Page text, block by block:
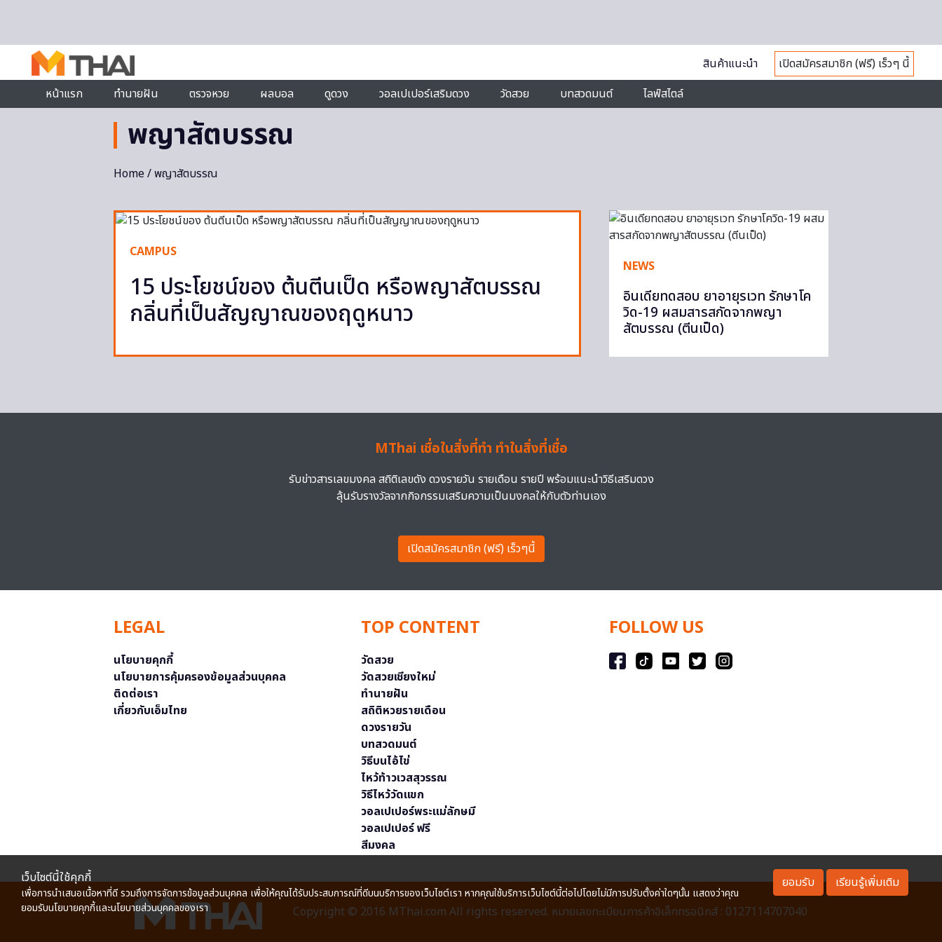
สินค้าแนะนำ
เปิดสมัครสมาชิก (ฟรี) เร็วๆ นี้
หน้าแรก
ทำนายฝัน ตรวจหวย ผลบอล ดูดวง วอลเปเปอร์เสริมดวง วัดสวย บทสวดมนต์ ไลฟ์สไตล์
พญาสัตบรรณ
Home/ พญาสัตบรรณ
CAMPUS
15 ประโยชน์ของ ต้นตีนเป็ด หรือพญาสัตบรรณ
กลิ่นที่เป็นสัญญาณของฤดูหนาว
NEWS
อินเดียทดสอบ ยาอายุรเวท รักษาโค
วิด-19 ผสมสารสกัดจากพญา
สัตบรรณ (ตีนเป็ด)
MThai เชื่อในสิ่งที่ทำ ทำในสิ่งที่เชื่อ
รับข่าวสารเลขมงคล สถิติเลขดัง ดวงรายวัน รายเดือน รายปี พร้อมแนะนำวิธีเสริมดวง
ลุ้นรับรางวัลจากกิจกรรมเสริมความเป็นมงคลให้กับตัวท่านเอง
เปิดสมัครสมาชิก (ฟรี) เร็วๆนี้
LEGAL
นโยบายคุกกี้
นโยบายการคุ้มครองข้อมูลส่วนบุคคล
ติดต่อเรา
เกี่ยวกับเอ็มไทย
TOP CONTENT
วัดสวย
วัดสวยเชียงใหม่
ทำนายฝัน
สถิติหวยรายเดือน
ดวงรายวัน
บทสวดมนต์
วิธีบนไอ้ไข่
ไหว้ท้าวเวสสุวรรณ
วิธีไหว้วัดแขก
วอลเปเปอร์พระแม่ลักษมี
วอลเปเปอร์ ฟรี
สีมงคล
FOLLOW US
Copyright © 2016 MThai.com All rights reserved. หมายเลขทะเบียนการค้าอิเล็กทรอนิกส์ : 0127114707040
เว็บไซต์นี้ใช้คุกกี้
เพื่อการนำเสนอเนื้อหาที่ดี รวมถึงการจัดการข้อมูลส่วนบุคคล เพื่อให้คุณได้รับประสบการณ์ที่ดีบนบริการของเว็บไซต์เรา หากคุณใช้บริการเว็บไซต์นี้ต่อไปโดยไม่มีการปรับตั้งค่าใดๆนั้น แสดงว่าคุณ
ยอมรับนโยบายคุกกี้และนโยบายส่วนบุคคลของเรา
ยอมรับ เรียนรู้เพิ่มเติม